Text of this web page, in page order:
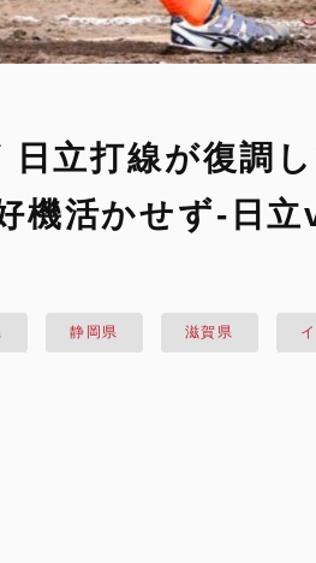
日立打線が復調
機活かせず‐日
静岡県 滋賀県